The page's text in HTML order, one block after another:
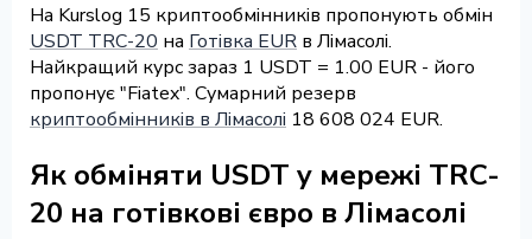
На Kurslog 15 криптообмінників пропонують обмін
USDT TRC-20 на Готівка EUR в Лімасолі.
Найкращий курс зараз 1 USDT = 1.00 EUR - його
пропонує "Fiatex". Сумарний резерв
криптообмінників в Лімасолі 18 608 024 EUR.
Як обміняти USDT у мережі TRC-
20 на готівкові євро в Лімасолі